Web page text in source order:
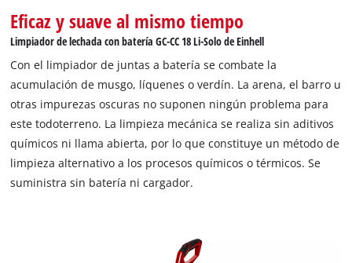
Eficaz y suave al mismo tiempo
Limpiador de lechada con batería GC-CC 18 Li-Solo de Einhell
Con el limpiador de juntas a batería se combate la
acumulación de musgo, líquenes o verdín. La arena, el barro u
otras impurezas oscuras no suponen ningún problema para
este todoterreno. La limpieza mecánica se realiza sin aditivos
químicos ni llama abierta, por lo que constituye un método de
limpieza alternativo a los procesos químicos o térmicos. Se
suministra sin batería ni cargador.